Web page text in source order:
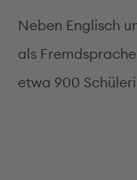
Neben Englisch
als
etwa 900